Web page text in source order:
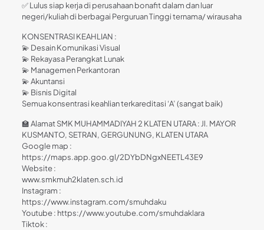
✅ Lulus siap kerja di perusahaan bonafit dalam dan luar
negeri/kuliah di berbagai Perguruan Tinggi ternama/ wirausaha
KONSENTRASI KEAHLIAN :
💫 Desain Komunikasi Visual
💫 Rekayasa Perangkat Lunak
💫 Managemen Perkantoran
💫 Akuntansi
💫 Bisnis Digital
Semua konsentrasi keahlian terkareditasi ‘A’ (sangat baik)
🏫 Alamat SMK MUHAMMADIYAH 2 KLATEN UTARA : Jl. MAYOR
KUSMANTO, SETRAN, GERGUNUNG, KLATEN UTARA
Google map :
https://maps.app.goo.gl/2DYbDNgxNEETL43E9
Website :
www.smkmuh2klaten.sch.id
Instagram :
https://www.instagram.com/smuhdaku
Youtube : https://www.youtube.com/smuhdaklara
Tiktok :